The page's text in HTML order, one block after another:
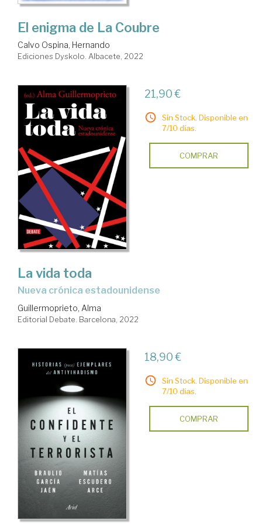
El enigma de La Coubre
Calvo Ospina, Hernando
Ediciones Dyskolo. Albacete, 2022
21,90 €
Sin Stock. Disponible en
7/10 días.
COMPRAR
La vida toda
nueva crónica estadounidense
Guillermoprieto, Alma
Editorial Debate. Barcelona, 2022
18,90 €
Sin Stock. Disponible en
7/10 días.
COMPRAR